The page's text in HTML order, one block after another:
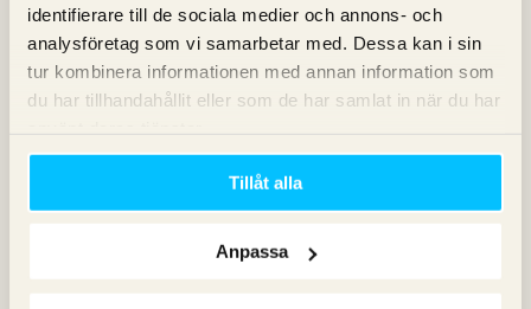
identifierare till de sociala medier och annons- och
analysföretag som vi samarbetar med. Dessa kan i sin
tur kombinera informationen med annan information som
du har tillhandahållit eller som de har samlat in när du har
Tillåt alla
Anpassa
Kategorier
Copy
Nyheter om Pineberry